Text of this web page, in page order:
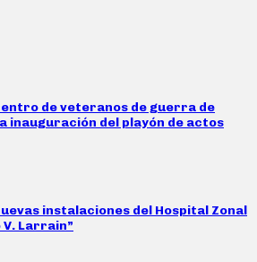
de veteranos de guerra de
inauguración del playón de actos
instalaciones del Hospital Zonal
V. Larrain”